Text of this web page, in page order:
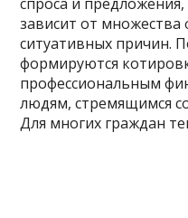
зависит от
ситуативных причин.
формируются
профессиональным
людям, стремящимся
Для многих граждан